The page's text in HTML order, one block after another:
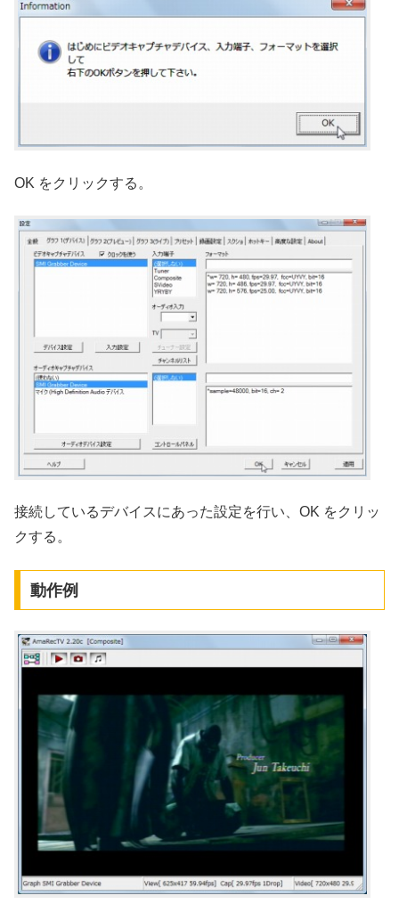
OK をクリックする。
接続しているデバイスにあった設定を行い、OK をクリッ
クする。
動作例